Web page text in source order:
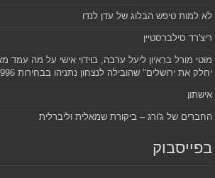
לא למות טיפש הבלוג של עדן לנדו
ריצ'רד סילברסטיין
מוטי מורל בראיון ליעל ערבה, בוידוי אישי על מה
יחלק את ירושלים" שהובילה לנצחון נתניהו בבחירות 1996
אישתון
החברים של ג'ורג – ביקורת שמאלית וליברלית
בפייסבוק